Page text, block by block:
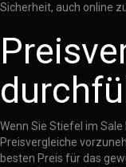
Sicherheit, auch online
Wenn Sie Stiefel im
Preisvergleiche
besten Preis für das